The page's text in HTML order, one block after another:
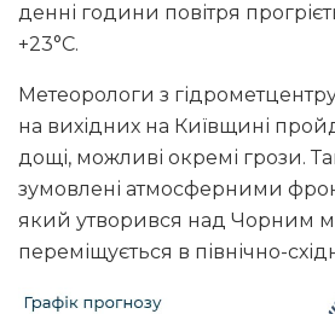
денні години повітря
+23°С.
Метеорологи з
на вихідних на Київщині
дощі, можливі окремі грози.
зумовлені атмосферними
який утворився над Чорним
переміщується в північно-